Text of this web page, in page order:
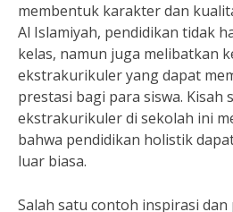
membentuk karakter dan
Al Islamiyah, pendidikan tidak
kelas, namun juga melibatkan
ekstrakurikuler yang dapat
prestasi bagi para siswa. Kisah
ekstrakurikuler di sekolah ini
bahwa pendidikan holistik
luar biasa.
Salah satu contoh inspirasi